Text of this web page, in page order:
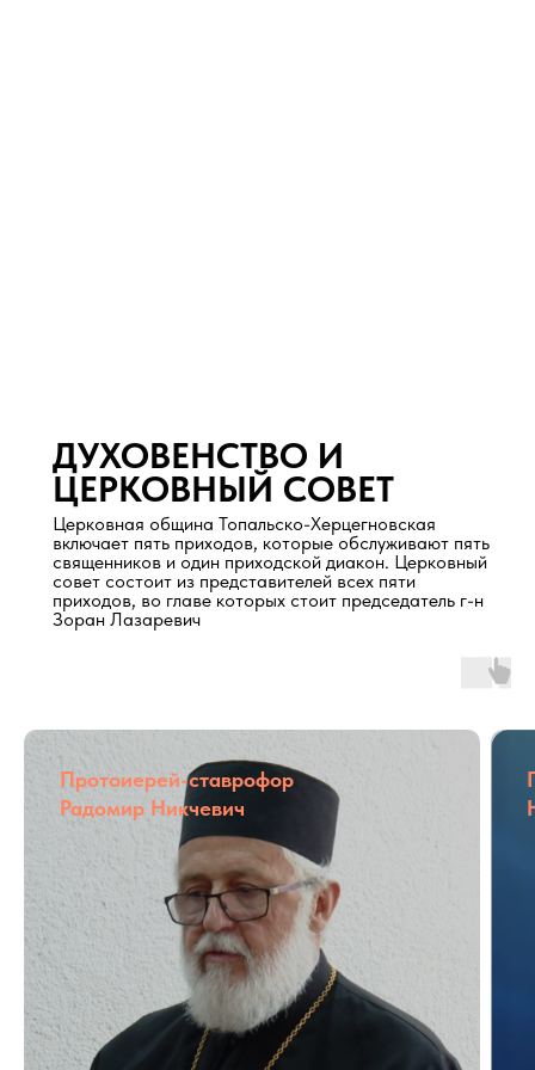
ДУХОВЕНСТВО И
ЦЕРКОВНЫЙ СОВЕТ
Церковная община Топальско-Херцегновская
включает пять приходов, которые обслуживают пять
священников и один приходской диакон. Церковный
совет состоит из представителей всех пяти
приходов, во главе которых стоит председатель г-н
Зоран Лазаревич
Протоиерей-ставрофор
Радомир Никчевич